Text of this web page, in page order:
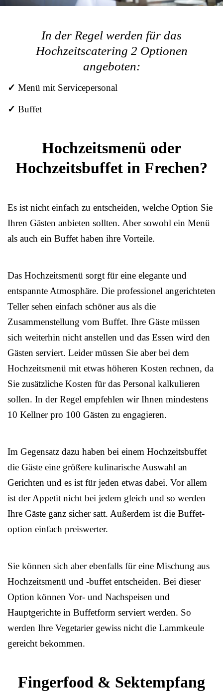
In der Regel werden für das
Hochzeitscatering 2 Optionen
angeboten:
✓ Menü mit Servicepersonal
✓ Buffet
Hochzeitsmenü oder
Hochzeitsbuffet in Frechen?
Es ist nicht einfach zu entscheiden, welche Option Sie
Ihren Gästen anbieten sollten. Aber sowohl ein Menü
als auch ein Buffet haben ihre Vorteile.
Das Hochzeitsmenü sorgt für eine elegante und
entspannte Atmosphäre. Die professionel angerichteten
Teller sehen einfach schöner aus als die
Zusammenstellung vom Buffet. Ihre Gäste müssen
sich weiterhin nicht anstellen und das Essen wird den
Gästen serviert. Leider müssen Sie aber bei dem
Hochzeitsmenü mit etwas höheren Kosten rechnen, da
Sie zusätzliche Kosten für das Personal kalkulieren
sollen. In der Regel empfehlen wir Ihnen mindestens
10 Kellner pro 100 Gästen zu engagieren.
Im Gegensatz dazu haben bei einem Hochzeitsbuffet
die Gäste eine größere kulinarische Auswahl an
Gerichten und es ist für jeden etwas dabei. Vor allem
ist der Appetit nicht bei jedem gleich und so werden
Ihre Gäste ganz sicher satt. Außerdem ist die Buffet-
option einfach preiswerter.
Sie können sich aber ebenfalls für eine Mischung aus
Hochzeitsmenü und -buffet entscheiden. Bei dieser
Option können Vor- und Nachspeisen und
Hauptgerichte in Buffetform serviert werden. So
werden Ihre Vegetarier gewiss nicht die Lammkeule
gereicht bekommen.
Fingerfood & Sektempfang